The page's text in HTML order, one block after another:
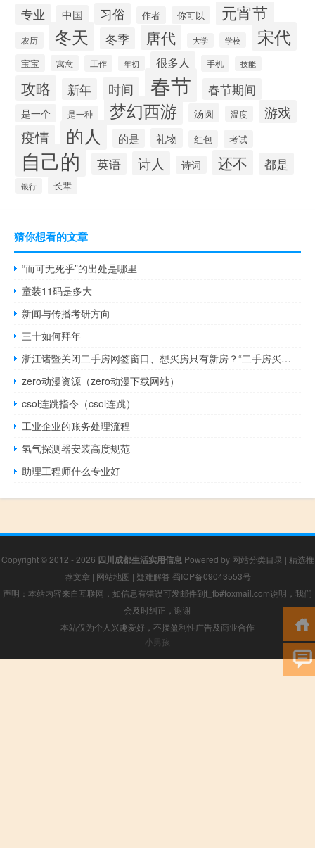
专业 中国 习俗 作者 你可以 元宵节
农历 冬天 冬季 唐代 大学 学校 宋代
宝宝 寓意 工作 年初 很多人 手机 技能
攻略 新年 时间 春节 春节期间
是一个 是一种 梦幻西游 汤圆 温度 游戏
疫情 的人 的是 礼物 红包 考试
自己的 英语 诗人 诗词 还不 都是
银行 长辈
猜你想看的文章
“而可无死乎”的出处是哪里
童装11码是多大
新闻与传播考研方向
三十如何拜年
浙江诸暨关闭二手房网签窗口、想买房只有新房？“二手房买卖及网签业务正常办理”
zero动漫资源（zero动漫下载网站）
csol连跳指令（csol连跳）
工业企业的账务处理流程
氢气探测器安装高度规范
助理工程师什么专业好
Copyright © 2012 - 2026 四川成都生活实用信息 Powered by 网站分类目录 | 精选推
荐文章 | 网站地图 | 疑难解答 蜀ICP备09043553号
声明：本站内容来自互联网，如信息有错误可发邮件到f_fb#foxmail.com说明，我们
会及时纠正，谢谢
本站仅为个人兴趣爱好，不接盈利性广告及商业合作
小男孩